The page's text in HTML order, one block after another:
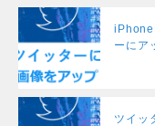
iPhone
ーにア
ツイッ